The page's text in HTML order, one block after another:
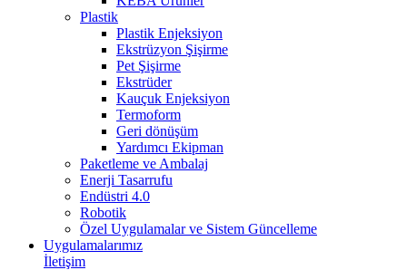
Plastik
Plastik Enjeksiyon
Ekstrüzyon Şişirme
Pet Şişirme
Ekstrüder
Kauçuk Enjeksiyon
Termoform
Geri dönüşüm
Yardımcı Ekipman
Paketleme ve Ambalaj
Enerji Tasarrufu
Endüstri 4.0
Robotik
Özel Uygulamalar ve Sistem Güncelleme
Uygulamalarımız
İletişim